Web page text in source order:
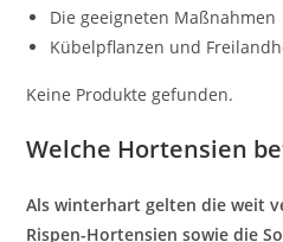
Die geeigneten Maßnahmen
Kübelpflanzen und
Keine Produkte gefunden.
Welche Hortensien
Als winterhart gelten die weit
Rispen-Hortensien sowie die